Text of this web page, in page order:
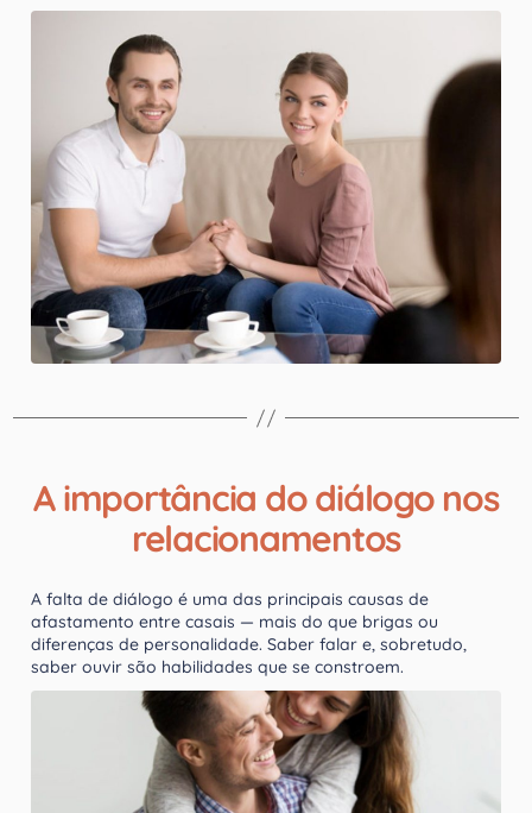
A importância do diálogo nos
relacionamentos
A falta de diálogo é uma das principais causas de
afastamento entre casais — mais do que brigas ou
diferenças de personalidade. Saber falar e, sobretudo,
saber ouvir são habilidades que se constroem.